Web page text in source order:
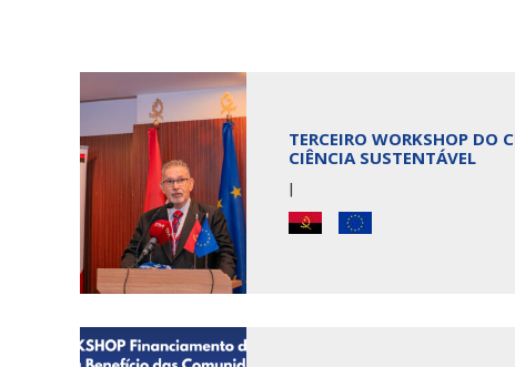
TERCEIRO WORKSHOP DO
CIÊNCIA SUSTENTÁVEL
|